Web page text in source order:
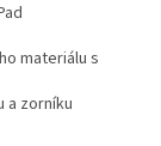
materiálu s
a zorníku